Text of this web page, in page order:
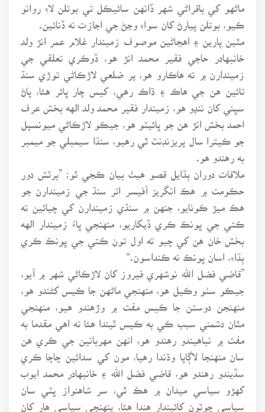
ماڻهو کي باقراڻي شهر ڏانهن سائيڪل تي بوتلن لاءِ روانو
ڪيو، بوتلن پيارڻ کان سواءِ وڃڻ جي اجازت نه ڏنائين.
مٿين پارين ۽ اهڃاڻين موصوف زميندار غلام عمر انڙ ولد
خانبهادر حاجي فقير محمد انڙ هو، ڏوڪري تعلقي جي
زميندارن ۾ ته هاڪارو هو، پر ضلعي لاڙڪاڻي توڙي سنڌ
تائين هن جي هاڪ ۽ ڌاڪ رهي، کيس چار ڀائر هئا، پاڻ
سڀني کان ننڍو هو، زميندار فقير محمد ولد الهه بخش عرف
احمد بخش انڙ هن جو ڀائيٽو هو، جيڪو لاڙڪاڻي ميونسپل
جو ڪيترا سال پريزنڊنٽ ٿي رهيو، سنڌا سيمبلي جو ميمبر
ملاقات دوران ٻڌايل قصو هيٺ بيان ڪجي ٿو؛ ”برٽش دور
حڪومت ۾ هڪ انگريز آفيسر اتر سنڌ جي زميندارن جو
هڪ ميڙ ڪوٺايو، جنهن ۾ سنڌي زميندارن کي چيائين ته
ڪتي جي ڀونڪ ڪري ڏيکاريو، منهنجي ڀاءُ زميندار الهه
بخش خان هن کي چيو ته اول تون ڪتي جي ڀونڪ ڪري
ٻڌاءِ، اسان ڀونڪ نه ڪنداسون.“
”قاضي فضل الله نوشهري فيروز کان لاڙڪاڻي شهر ۾ آيو،
جيڪو سٺو وڪيل هو، منهنجي ماڻهن جا ڪيس کڻندو هو،
منهنجن دوستن جا ڪيس مفت ۾ وڙهندو هيو، منهنجي
مٿان دشمني سبب ڪي به ڪيس ٿيندا هئا ته اهي مقدما به
مفت ۾ نباهيندو رهندو هو، انهن مهربانين جي ڪري هن
سان منهنجا لاڳاپا وڌندا رهيا، مون کي سدائين چاچا ڪري
سڏيندو رهندو هو، قاضي فضل الله ۽ خانبهادر محمد ايوب
کهڙو سياسي ميدان ۾ هڪ ٿي، سر شاهنواز ڀٽي سان
سياسي چوٽون کائيندار هندا هئا، پنهنجي سياسي هار کان